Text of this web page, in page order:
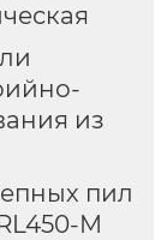
из
пил
M